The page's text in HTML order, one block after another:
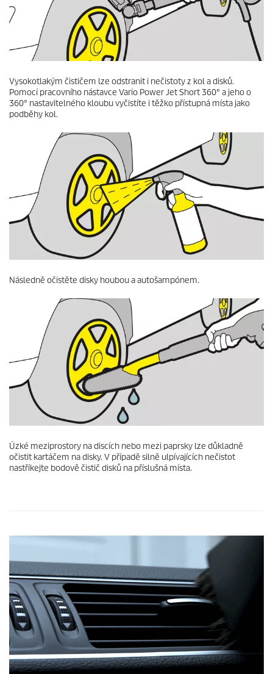
Vysokotlakým čističem lze odstranit i nečistoty z kol a disků.
Pomocí pracovního nástavce Vario Power Jet Short 360° a jeho o
360° nastavitelného kloubu vyčistíte i těžko přístupná místa jako
podběhy kol.
Následně očistěte disky houbou a autošampónem.
Úzké meziprostory na discích nebo mezi paprsky lze důkladně
očistit kartáčem na disky. V případě silně ulpívajících nečistot
nastříkejte bodově čistič disků na příslušná místa.